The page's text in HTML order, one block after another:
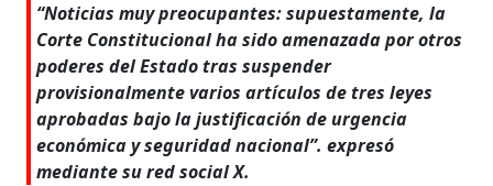
“Noticias muy preocupantes: supuestamente, la
Corte Constitucional ha sido amenazada por otros
poderes del Estado tras suspender
provisionalmente varios artículos de tres leyes
aprobadas bajo la justificación de urgencia
económica y seguridad nacional”. expresó
mediante su red social X.